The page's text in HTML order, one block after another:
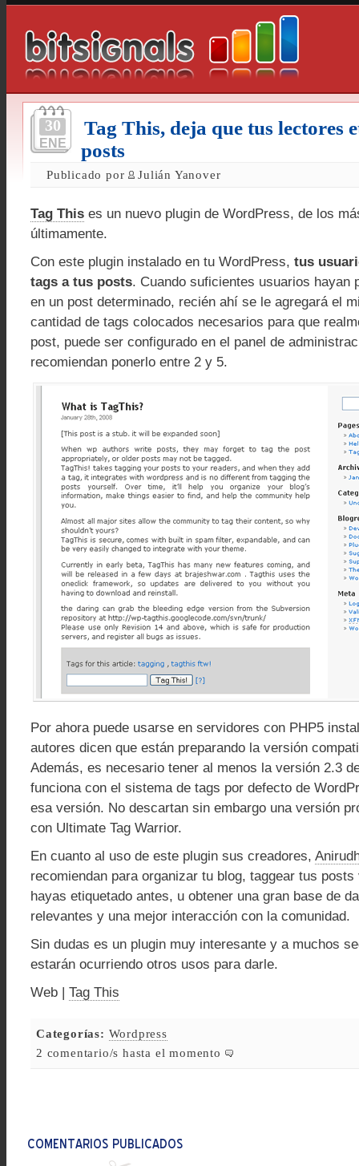
30
ENE
Tag This, deja que tus lectores
posts
Publicado por Julián Yanover
Tag This es un nuevo plugin de WordPress, de los
últimamente.
Con este plugin instalado en tu WordPress, tus
tags a tus posts. Cuando suficientes usuarios hayan
en un post determinado, recién ahí se le agregará el
cantidad de tags colocados necesarios para que
post, puede ser configurado en el panel de
recomiendan ponerlo entre 2 y 5.
Por ahora puede usarse en servidores con PHP5
autores dicen que están preparando la versión
Además, es necesario tener al menos la versión 2.3
funciona con el sistema de tags por defecto de
esa versión. No descartan sin embargo una versión
con Ultimate Tag Warrior.
En cuanto al uso de este plugin sus creadores,
recomiendan para organizar tu blog, taggear tus
hayas etiquetado antes, u obtener una gran base de
relevantes y una mejor interacción con la comunidad.
Sin dudas es un plugin muy interesante y a muchos
estarán ocurriendo otros usos para darle.
Web | Tag This
Categorías: Wordpress
2 comentario/s hasta el momento